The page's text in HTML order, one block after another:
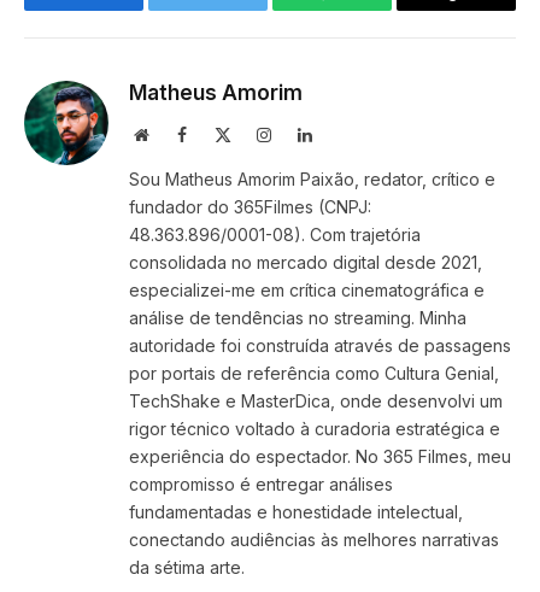
Facebook Twitter WhatsApp
Copy
Matheus Amorim
WebsiteFacebook InstagramLinkedIn
Sou Matheus Amorim Paixão, redator, crítico e
fundador do 365Filmes (CNPJ:
48.363.896/0001-08). Com trajetória
consolidada no mercado digital desde 2021,
especializei-me em crítica cinematográfica e
análise de tendências no streaming. Minha
autoridade foi construída através de passagens
por portais de referência como Cultura Genial,
TechShake e MasterDica, onde desenvolvi um
rigor técnico voltado à curadoria estratégica e
experiência do espectador. No 365 Filmes, meu
compromisso é entregar análises
fundamentadas e honestidade intelectual,
conectando audiências às melhores narrativas
da sétima arte.